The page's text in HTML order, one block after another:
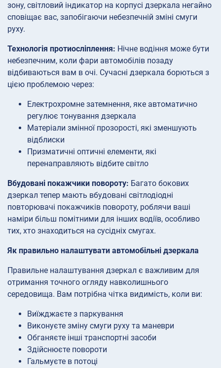
зону, світловий індикатор на корпусі дзеркала негайно
сповіщає вас, запобігаючи небезпечній зміні смуги
руху.
Технологія протиосліплення: Нічне водіння може бути
небезпечним, коли фари автомобілів позаду
відбиваються вам в очі. Сучасні дзеркала борються з
цією проблемою через:
Електрохромне затемнення, яке автоматично
регулює тонування дзеркала
Матеріали змінної прозорості, які зменшують
відблиски
Призматичні оптичні елементи, які
перенаправляють відбите світло
Вбудовані покажчики повороту: Багато бокових
дзеркал тепер мають вбудовані світлодіодні
повторювачі покажчиків повороту, роблячи ваші
наміри більш помітними для інших водіїв, особливо
тих, хто знаходиться на сусідніх смугах.
Як правильно налаштувати автомобільні дзеркала
Правильне налаштування дзеркал є важливим для
отримання точного огляду навколишнього
середовища. Вам потрібна чітка видимість, коли ви:
Виїжджаєте з паркування
Виконуєте зміну смуги руху та маневри
Обганяєте інші транспортні засоби
Здійснюєте повороти
Гальмуєте в потоці